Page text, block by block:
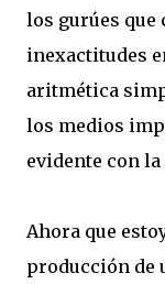
los gurúes que
inexactitudes
aritmética
los medios
evidente con
Ahora que
producción de